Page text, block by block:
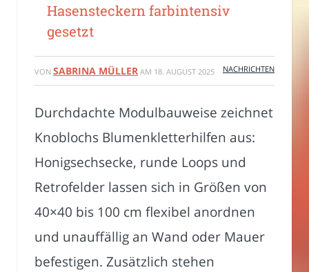
Hasensteckern farbintensiv
gesetzt
VON SABRINA MÜLLER AM 18. AUGUST 2025 NACHRICHTEN
Durchdachte Modulbauweise zeichnet
Knoblochs Blumenkletterhilfen aus:
Honigsechsecke, runde Loops und
Retrofelder lassen sich in Größen von
40×40 bis 100 cm flexibel anordnen
und unauffällig an Wand oder Mauer
befestigen. Zusätzlich stehen